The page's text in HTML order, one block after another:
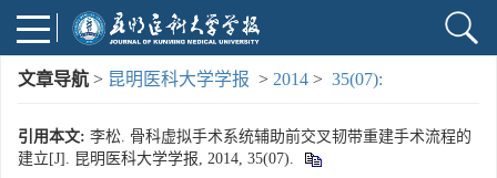
文章导航 > 昆明医科大学学报 > 2014 > 35(07):
引用本文: 李松. 骨科虚拟手术系统辅助前交叉韧带重建手术流程的
建立[J]. 昆明医科大学学报, 2014, 35(07).